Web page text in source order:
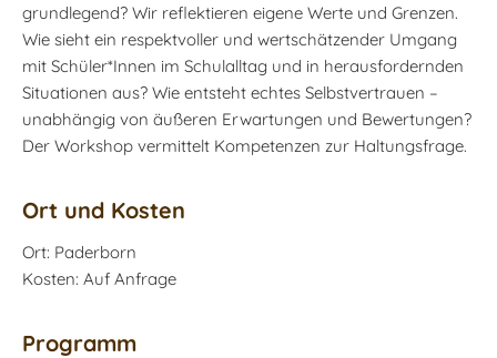
grundlegend? Wir reflektieren eigene Werte und Grenzen.
Wie sieht ein respektvoller und wertschätzender Umgang
mit Schüler*Innen im Schulalltag und in herausfordernden
Situationen aus? Wie entsteht echtes Selbstvertrauen –
unabhängig von äußeren Erwartungen und Bewertungen?
Der Workshop vermittelt Kompetenzen zur Haltungsfrage.
Ort und Kosten
Ort: Paderborn
Kosten: Auf Anfrage
Programm